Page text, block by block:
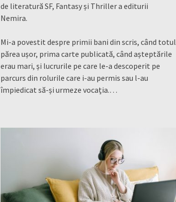
de literatură SF, Fantasy și Thriller a editurii
Nemira.
Mi-a povestit despre primii bani din scris, când totul
părea ușor, prima carte publicată, când așteptările
erau mari, și lucrurile pe care le-a descoperit pe
parcurs din rolurile care i-au permis sau l-au
împiedicat să-și urmeze vocația.…